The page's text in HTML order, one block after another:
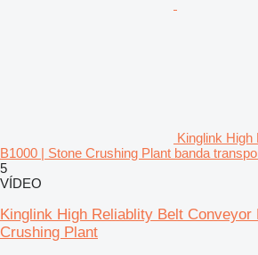
Kinglink High
B1000 | Stone Crushing Plant banda
5
VÍDEO
Kinglink High Reliablity Belt Conveyor
Crushing Plant